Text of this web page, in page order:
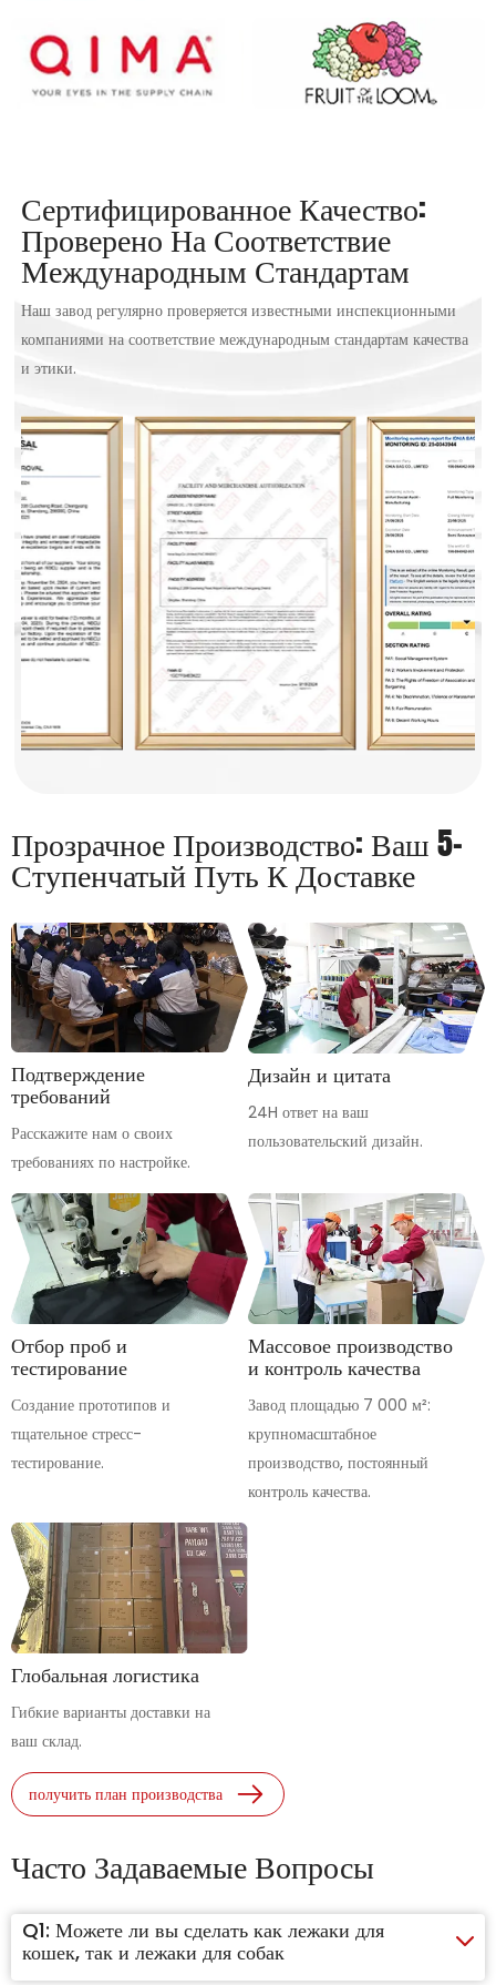
Сертифицированное Качество:
Проверено На Соответствие
Международным Стандартам
Наш завод регулярно проверяется известными инспекционными
компаниями на соответствие международным стандартам качества
и этики.
Прозрачное Производство: Ваш 5-
Ступенчатый Путь К Доставке
Подтверждение
требований
Расскажите нам о своих
требованиях по настройке.
Дизайн и цитата
24H ответ на ваш
пользовательский дизайн.
Отбор проб и
тестирование
Создание прототипов и
тщательное стресс-
тестирование.
Массовое производство
и контроль качества
Завод площадью 7 000 м²:
крупномасштабное
производство, постоянный
контроль качества.
Глобальная логистика
Гибкие варианты доставки на
ваш склад.
получить план производства
Часто Задаваемые Вопросы
Q1: Можете ли вы сделать как лежаки для
кошек, так и лежаки для собак